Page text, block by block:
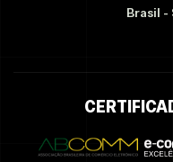
Brasil -